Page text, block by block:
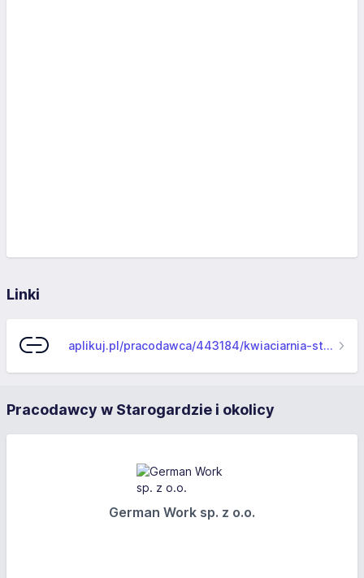
Linki
aplikuj.pl/pracodawca/443184/kwiaciarnia-stokrotka-pro-studio-piotr-rosenkiewicz
Pracodawcy w Starogardzie i okolicy
German Work sp. z o.o.